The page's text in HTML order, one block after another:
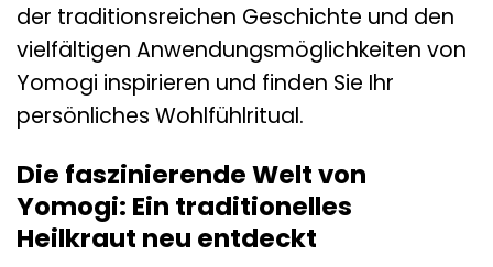
der traditionsreichen Geschichte und den
vielfältigen Anwendungsmöglichkeiten von
Yomogi inspirieren und finden Sie Ihr
persönliches Wohlfühlritual.
Die faszinierende Welt von
Yomogi: Ein traditionelles
Heilkraut neu entdeckt